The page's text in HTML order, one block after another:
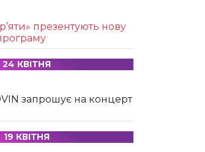
презентують нову
24 КВІТНЯ
запрошує на концерт
19 КВІТНЯ